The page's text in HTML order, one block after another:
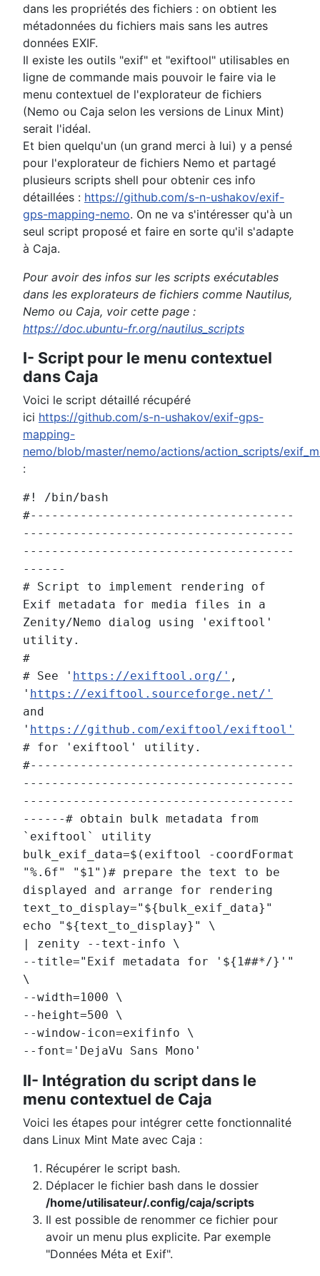
dans les propriétés des fichiers : on obtient les
métadonnées du fichiers mais sans les autres
données EXIF.
Il existe les outils "exif" et "exiftool" utilisables en
ligne de commande mais pouvoir le faire via le
menu contextuel de l'explorateur de fichiers
(Nemo ou Caja selon les versions de Linux Mint)
serait l'idéal.
Et bien quelqu'un (un grand merci à lui) y a pensé
pour l'explorateur de fichiers Nemo et partagé
plusieurs scripts shell pour obtenir ces info
détaillées : https://github.com/s-n-ushakov/exif-
gps-mapping-nemo. On ne va s'intéresser qu'à un
seul script proposé et faire en sorte qu'il s'adapte
à Caja.
Pour avoir des infos sur les scripts exécutables
dans les explorateurs de fichiers comme Nautilus,
Nemo ou Caja, voir cette page :
https://doc.ubuntu-fr.org/nautilus_scripts
I- Script pour le menu contextuel
dans Caja
Voici le script détaillé récupéré
ici https://github.com/s-n-ushakov/exif-gps-
mapping-
nemo/blob/master/nemo/actions/action_scripts/
:
#! /bin/bash
#-------------------------------------
--------------------------------------
--------------------------------------
------
# Script to implement rendering of
Exif metadata for media files in a
Zenity/Nemo dialog using 'exiftool'
utility.
#
# See ' https://exiftool.org/' ,
' https://exiftool.sourceforge.net/'
and
' https://github.com/exiftool/exiftool'
# for 'exiftool' utility.
#-------------------------------------
--------------------------------------
--------------------------------------
------# obtain bulk metadata from
`exiftool` utility
bulk_exif_data=$(exiftool -coordFormat
"%.6f" "$1")# prepare the text to be
displayed and arrange for rendering
text_to_display="${bulk_exif_data}"
echo "${text_to_display}" \
| zenity --text-info \
--title="Exif metadata for '${1##*/}'"
\
--width=1000 \
--height=500 \
--window-icon=exifinfo \
--font='DejaVu Sans Mono'
II- Intégration du script dans le
menu contextuel de Caja
Voici les étapes pour intégrer cette fonctionnalité
dans Linux Mint Mate avec Caja :
Récupérer le script bash.
Déplacer le fichier bash dans le dossier
/home/utilisateur/.config/caja/scripts
Il est possible de renommer ce fichier pour
avoir un menu plus explicite. Par exemple
"Données Méta et Exif".